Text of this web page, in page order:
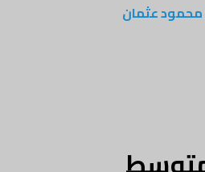
عثمان